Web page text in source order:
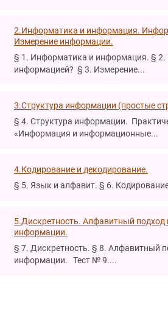
2.Информатика и информация.
Измерение информации.
§ 1. Информатика и информация. § 2.
информацией? § 3. Измерение...
3.Структура информации (простые
§ 4. Структура информации.
«Информация и информационные...
4.Кодирование и декодирование.
§ 5. Язык и алфавит. § 6.
5.Дискретность. Алфавитный подход
информации.
§ 7. Дискретность. § 8. Алфавитный
информации. Тест № 9....